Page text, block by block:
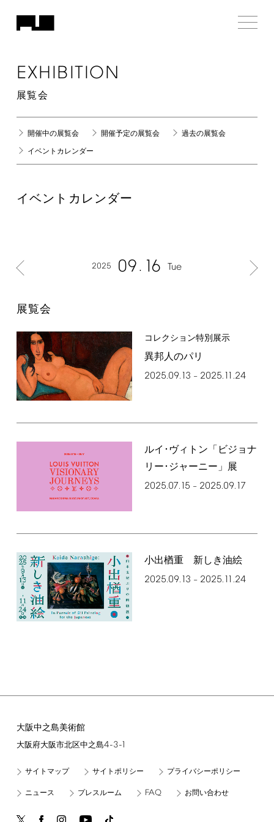
EXHIBITION
展覧会
開催中の展覧会 開催予定の展覧会 過去の展覧会
イベントカレンダー
イベントカレンダー
2025 09 16 Tue
展覧会
コレクション特別展示
異邦人のパリ
2025.09.13 – 2025.11.24
ルイ･ヴィトン「ビジョナ
リー･ジャーニー」展
2025.07.15 – 2025.09.17
小出楢󠄀重 新しき油絵
2025.09.13 – 2025.11.24
大阪中之島美術館
大阪府大阪市北区中之島4-3-1
サイトマップ サイトポリシー プライバシーポリシー
ニュース プレスルーム FAQ お問い合わせ